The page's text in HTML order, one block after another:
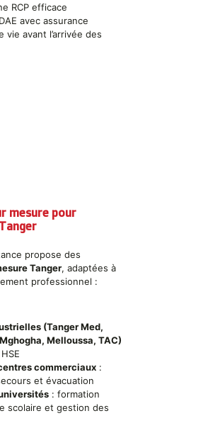
RCP efficace
avec assurance
vie avant l’arrivée des
mesure pour
propose des
Tanger, adaptées à
professionnel :
(Tanger Med,
Melloussa, TAC)
commerciaux:
et évacuation
: formation
scolaire et gestion des